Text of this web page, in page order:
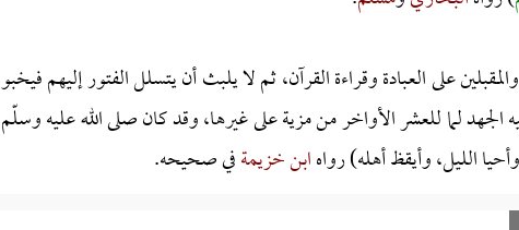
على العبادة وقراءة القرآن، ثم لا يلبث أن يتسلل الفتور إليهم فيخبو
لما للعشر الأواخر من مزية على غيرها، وقد كان صلى الله عليه وسلّم
الليل، وأيقظ أهله) رواهابن خزيمةفي صحيحه.